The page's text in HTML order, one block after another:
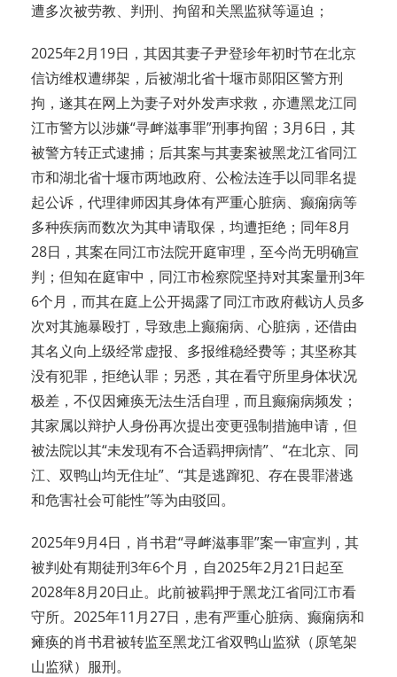
遭多次被劳教、判刑、拘留和关黑监狱等逼迫；
2025年2月19日，其因其妻子尹登珍年初时节在北京
信访维权遭绑架，后被湖北省十堰市郧阳区警方刑
拘，遂其在网上为妻子对外发声求救，亦遭黑龙江同
江市警方以涉嫌“寻衅滋事罪”刑事拘留；3月6日，其
被警方转正式逮捕；后其案与其妻案被黑龙江省同江
市和湖北省十堰市两地政府、公检法连手以同罪名提
起公诉，代理律师因其身体有严重心脏病、癫痫病等
多种疾病而数次为其申请取保，均遭拒绝；同年8月
28日，其案在同江市法院开庭审理，至今尚无明确宣
判；但知在庭审中，同江市检察院坚持对其案量刑3年
6个月，而其在庭上公开揭露了同江市政府截访人员多
次对其施暴殴打，导致患上癫痫病、心脏病，还借由
其名义向上级经常虚报、多报维稳经费等；其坚称其
没有犯罪，拒绝认罪；另悉，其在看守所里身体状况
极差，不仅因瘫痪无法生活自理，而且癫痫病频发；
其家属以辩护人身份再次提出变更强制措施申请，但
被法院以其“未发现有不合适羁押病情”、“在北京、同
江、双鸭山均无住址”、“其是逃蹿犯、存在畏罪潜逃
和危害社会可能性”等为由驳回。
2025年9月4日，肖书君“寻衅滋事罪”案一审宣判，其
被判处有期徒刑3年6个月，自2025年2月21日起至
2028年8月20日止。此前被羁押于黑龙江省同江市看
守所。2025年11月27日，患有严重心脏病、癫痫病和
瘫痪的肖书君被转监至黑龙江省双鸭山监狱（原笔架
山监狱）服刑。